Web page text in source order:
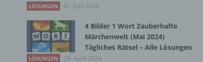
LÖSUNGEN 01. Juni 2024
4 Bilder 1 Wort Zauberhafte
Märchenwelt (Mai 2024)
Tägliches Rätsel – Alle Lösungen
LÖSUNGEN 29. April 2024